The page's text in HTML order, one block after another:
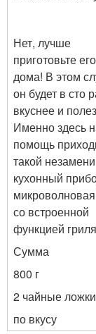
Нет, лучше
приготовьте
дома! В этом
он будет в сто
вкуснее и
Именно здесь
помощь
такой
кухонный
со встроенной
функцией
Сумма
800 г
2 чайные
по вкусу